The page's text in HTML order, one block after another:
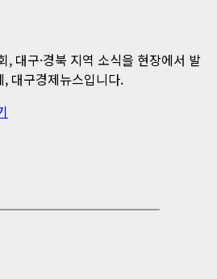
, 대구·경북 지역 소식을 현장에서 발
대구경제뉴스입니다.